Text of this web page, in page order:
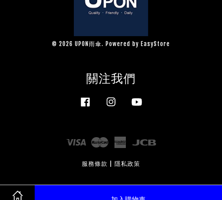
© 2026 UPON雨傘. Powered by EasyStore
關注我們
Facebook Instagram
Visa Master
American
服務條款 隱私政策